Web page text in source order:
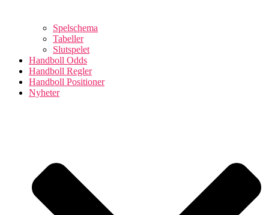
Spelschema
Tabeller
Slutspelet
Handboll Odds
Handboll Regler
Handboll Positioner
Nyheter